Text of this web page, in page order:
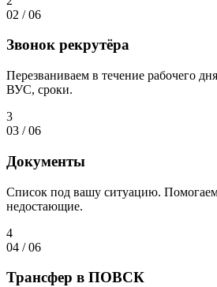
02 /06
Звонок рекрутёра
Перезваниваем в течение рабочего
ВУС, сроки.
3
03 /06
Документы
Список под вашу ситуацию. Помогаем
недостающие.
4
04 /06
Трансфер в ПОВСК